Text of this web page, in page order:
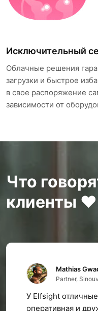
Исключительный
Облачные решения
загрузки и быстрое
в свое распоряжение
зависимости от
Что
клиенты ❤️
Mathias
Partner,
У Elfsight
оперативная и